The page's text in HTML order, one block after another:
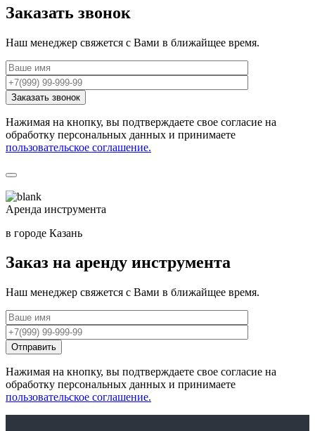
Заказать звонок
Наш менеджер свяжется с Вами в ближайщее время.
Нажимая на кнопку, вы подтверждаете свое согласие на
обработку персональных данных и принимаете
пользовательское соглашение.
Аренда инструмента
в городе Казань
Заказ на аренду инструмента
Наш менеджер свяжется с Вами в ближайщее время.
Нажимая на кнопку, вы подтверждаете свое согласие на
обработку персональных данных и принимаете
пользовательское соглашение.